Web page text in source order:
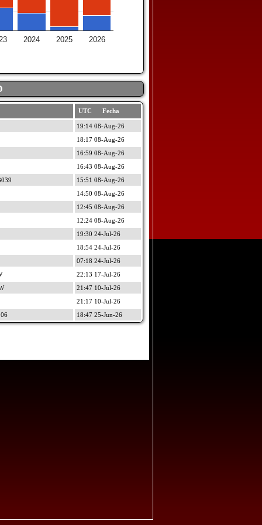
2024 2025 2026
UTC Fecha
19:14 08-Aug-26
18:17 08-Aug-26
16:59 08-Aug-26
16:43 08-Aug-26
15:51 08-Aug-26
14:50 08-Aug-26
12:45 08-Aug-26
12:24 08-Aug-26
19:30 24-Jul-26
18:54 24-Jul-26
07:18 24-Jul-26
22:13 17-Jul-26
21:47 10-Jul-26
21:17 10-Jul-26
18:47 25-Jun-26